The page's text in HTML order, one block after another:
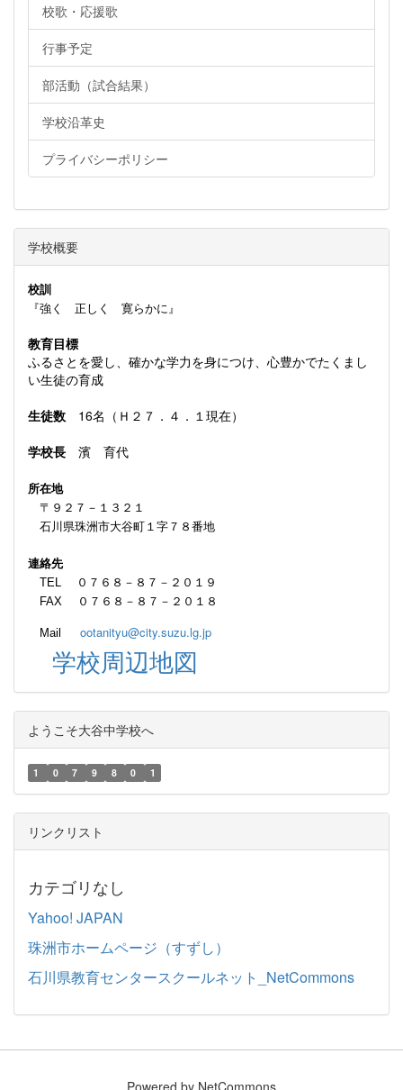
校歌・応援歌
行事予定
部活動（試合結果）
学校沿革史
プライバシーポリシー
学校概要
校訓
『強く 正しく 寛らかに』
教育目標
ふるさとを愛し、確かな学力を身につけ、心豊かでたくまし
い生徒の育成
生徒数 16名（Ｈ２７．４．１現在）
学校長 濱 育代
所在地
〒９２７－１３２１
石川県珠洲市大谷町１字７８番地
連絡先
TEL ０７６８－８７－２０１９
FAX ０７６８－８７－２０１８
Mail ootanityu@city.suzu.lg.jp
学校周辺地図
ようこそ大谷中学校へ
1 0 7 9 8 0 1
リンクリスト
カテゴリなし
Yahoo! JAPAN
珠洲市ホームページ（すずし）
石川県教育センタースクールネット_NetCommons
Powered by NetCommons